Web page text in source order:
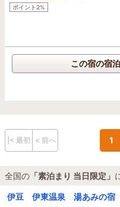
ポイント2%
この宿の宿
|< 最初 < 前へ 1
全国の 「素泊まり 当日限定」
伊豆 伊東温泉 湯あみの宿